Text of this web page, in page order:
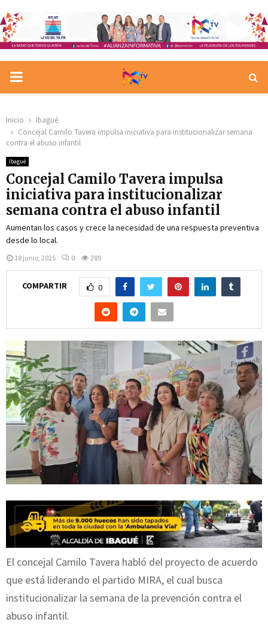
PRIMARY
Inicio
Ibagué
Concejal Camilo Tavera impulsa iniciativa para institucionalizar semana
contra el abuso infantil
Ibagué
Concejal Camilo Tavera impulsa
iniciativa para institucionalizar
semana contra el abuso infantil
Aumentan los casos y crece la necesidad de una respuesta preventiva
desde lo local.
18 junio, 2025 0 289
COMPARTIR 0
El concejal Camilo Tavera habló del proyecto de acuerdo
que está liderando el partido MIRA, el cual busca
institucionalizar la semana de la prevención contra el
abuso infantil.